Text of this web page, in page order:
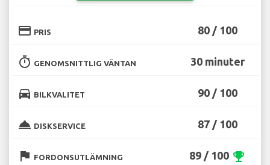
credit_card PRIS 80 / 100
timer GENOMSNITTLIG VÄNTAN 30 minuter
directions_car BILKVALITET 90 / 100
room_service DISKSERVICE 87 / 100
flag FORDONSUTLÄMNING 89 / 100 emoji_events